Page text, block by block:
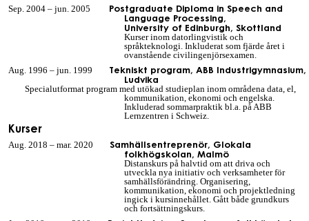
Sep. 2004 – jun. 2005 Postgraduate Diploma in Speech and
Language Processing,
University of Edinburgh, Skottland
Kurser inom datorlingvistik och
språkteknologi. Inkluderat som fjärde året i
ovanstående civilingenjörsexamen.
Aug. 1996 – jun. 1999 Tekniskt program, ABB Industrigymnasium,
Ludvika
Specialutformat program med utökad studieplan inom områdena data, el,
kommunikation, ekonomi och engelska.
Inkluderad sommarpraktik bl.a. på ABB
Lernzentren i Schweiz.
Kurser
Aug. 2018 – mar. 2020 Samhällsentreprenör, Glokala
folkhögskolan, Malmö
Distanskurs på halvtid om att driva och
utveckla nya initiativ och verksamheter för
samhällsförändring. Organisering,
kommunikation, ekonomi och projektledning
ingick i kursinnehållet. Gått både grundkurs
och fortsättningskurs.